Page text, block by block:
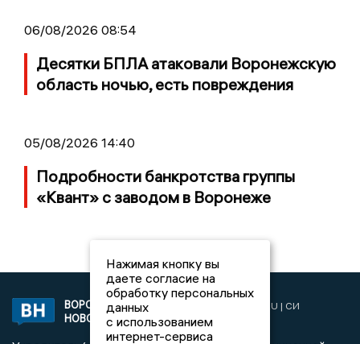
06/08/2026 08:54
Десятки БПЛА атаковали Воронежскую
область ночью, есть повреждения
05/08/2026 14:40
Подробности банкротства группы
«Квант» с заводом в Воронеже
ВОРОНЕЖСКИЕ
НОВОСТИ
2019 © VORONEZHNEWS.RU | СИ
«Воронежские новости»
Нажимая кнопку вы
даете согласие на
обработку персональных
данных
с использованием
интернет-сервиса